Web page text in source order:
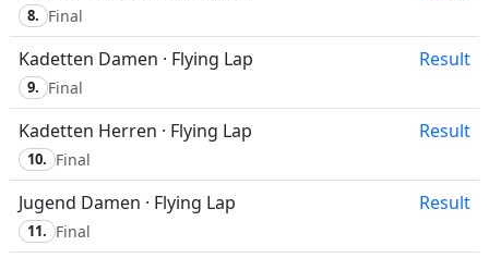
8. Final
Kadetten Damen · Flying Lap Result
9. Final
Kadetten Herren · Flying Lap Result
10. Final
Jugend Damen · Flying Lap Result
11. Final